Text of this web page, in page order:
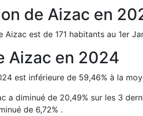
de Aizac en
Aizac est de 171 habitants au 1er
Aizac en 2024
est inférieure de 59,46% à la
a diminué de 20,49% sur les 3
de 6,72% .